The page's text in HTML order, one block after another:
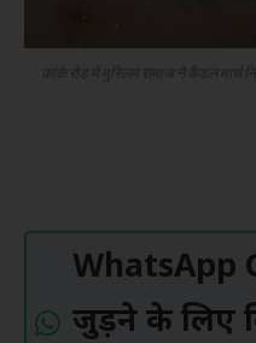
कांके रोड में मुस्लिम समाज ने कैंडल मार्च
WhatsApp
जुड़ने के लिए